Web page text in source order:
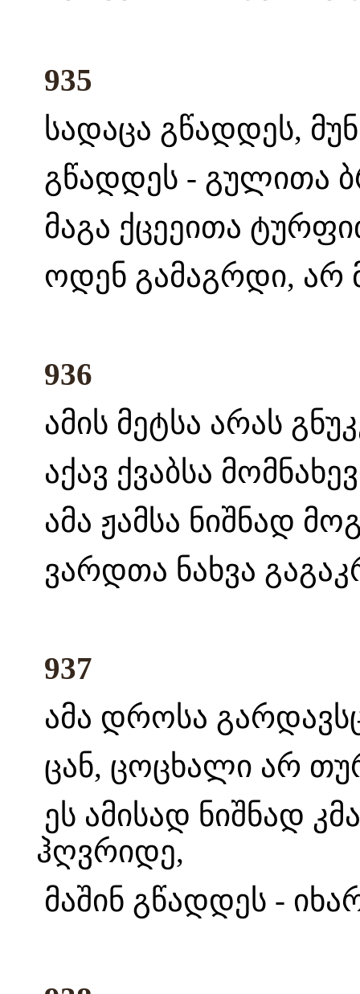
935
სადაცა გწადდეს,
გწადდეს - გულითა
მაგა ქცეეითა
ოდენ გამაგრდი, არ
936
ამის მეტსა არას
აქავ ქვაბსა
ამა ჟამსა ნიშნად
ვარდთა ნახვა
937
ამა დროსა
ცან, ცოცხალი არ
ეს ამისად ნიშნად
ჰღვრიდე,
მაშინ გწადდეს -